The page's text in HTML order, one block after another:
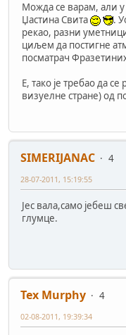
Можда се варам, али
Џастина Свита
.
рекао, разни
циљем да постигне
посматрач
Е, тако је требао да
визуелне стране) од
SIMERIJANAC
4
28-07-2011, 15:19:55
Јес вала,само јебеш
глумце.
Tex Murphy
4
02-08-2011, 19:39:34